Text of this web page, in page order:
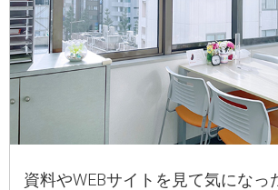
資料やWEBサイトを見て気になっ